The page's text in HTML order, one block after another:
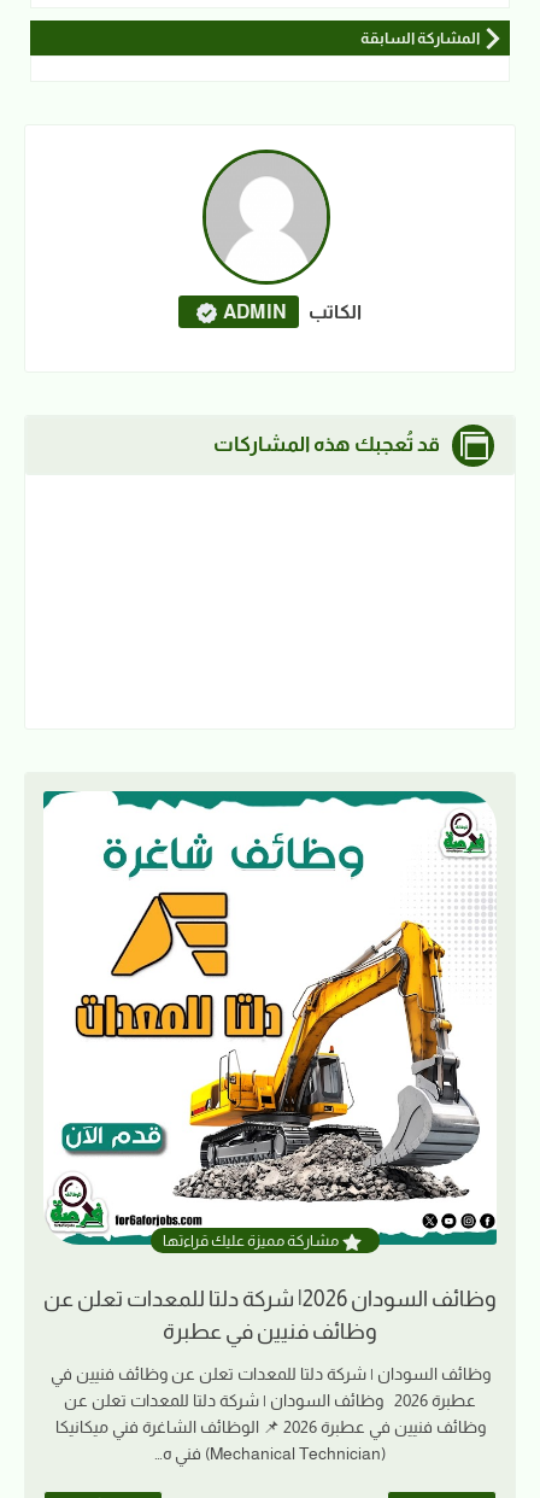
المشاركة السابقة
الكاتب ADMIN
قد تُعجبك هذه المشاركات
مشاركة مميزة عليك قراءتها
وظائف السودان 2026| شركة دلتا للمعدات تعلن عن
وظائف فنيين في عطبرة
وظائف السودان | شركة دلتا للمعدات تعلن عن وظائف فنيين في
عطبرة 2026 وظائف السودان | شركة دلتا للمعدات تعلن عن
وظائف فنيين في عطبرة 2026 📌 الوظائف الشاغرة فني ميكانيكا
(Mechanical Technician) فني ه…